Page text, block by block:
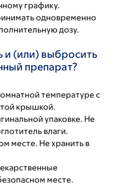
графику.
одновременно
дозу.
и (или) выбросить
препарат?
температуре с
крышкой.
упаковке. Не
влаги.
месте. Не хранить в
месте.